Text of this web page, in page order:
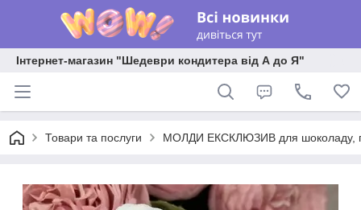
Інтернет-магазин "Шедеври кондитера від А до Я"
Товари та послуги МОЛДИ ЕКСКЛЮЗИВ для шоколаду,